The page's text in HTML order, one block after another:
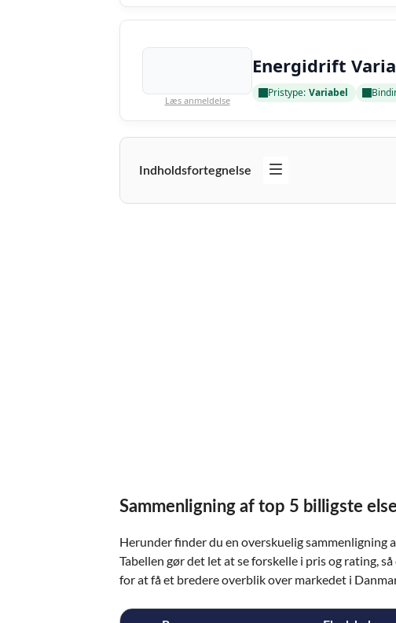
Læs anmeldelse
Energidrift
Pristype: Variabel
Indholdsfortegnelse
Sammenligning af top 5 billigste
Herunder finder du en overskuelig sammenligning
Tabellen gør det let at se forskelle i pris og rating,
for at få et bredere overblik over markedet i